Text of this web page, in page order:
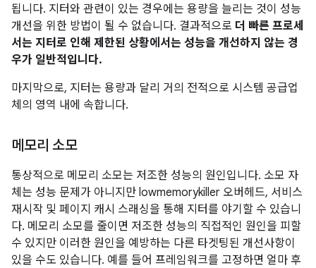
됩니다. 지터와 관련이 있는 경우에는 용량을 늘리는 것이 성능
개선을 위한 방법이 될 수 없습니다. 결과적으로 더 빠른 프로세
서는 지터로 인해 제한된 상황에서는 성능을 개선하지 않는 경
우가 일반적입니다.
마지막으로, 지터는 용량과 달리 거의 전적으로 시스템 공급업
체의 영역 내에 속합니다.
메모리 소모
통상적으로 메모리 소모는 저조한 성능의 원인입니다. 소모 자
체는 성능 문제가 아니지만 lowmemorykiller 오버헤드, 서비스
재시작 및 페이지 캐시 스래싱을 통해 지터를 야기할 수 있습니
다. 메모리 소모를 줄이면 저조한 성능의 직접적인 원인을 피할
수 있지만 이러한 원인을 예방하는 다른 타겟팅된 개선사항이
있을 수도 있습니다. 예를 들어 프레임워크를 고정하면 얼마 후